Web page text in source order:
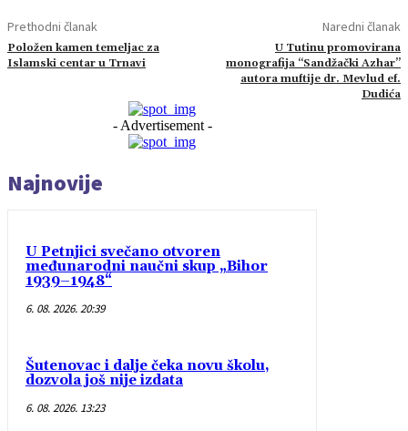
Prethodni članak
Položen kamen temeljac za
Islamski centar u Trnavi
Naredni članak
U Tutinu promovirana
monografija “Sandžački Azhar”
autora muftije dr. Mevlud ef.
Dudića
- Advertisement -
Najnovije
U Petnjici svečano otvoren
međunarodni naučni skup „Bihor
1939–1948“
6. 08. 2026. 20:39
Šutenovac i dalje čeka novu školu,
dozvola još nije izdata
6. 08. 2026. 13:23